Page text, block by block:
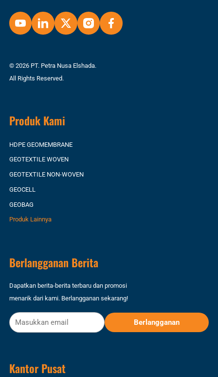
© 2026 PT. Petra Nusa Elshada.
All Rights Reserved.
Produk Kami
HDPE GEOMEMBRANE
GEOTEXTILE WOVEN
GEOTEXTILE NON-WOVEN
GEOCELL
GEOBAG
Produk Lainnya
Berlangganan Berita
Dapatkan berita-berita terbaru dan promosi
menarik dari kami. Berlangganan sekarang!
Kantor Pusat